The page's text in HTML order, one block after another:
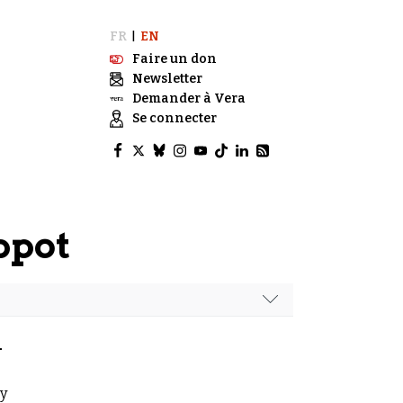
FR
EN
Faire un don
Newsletter
Demander à Vera
Se connecter